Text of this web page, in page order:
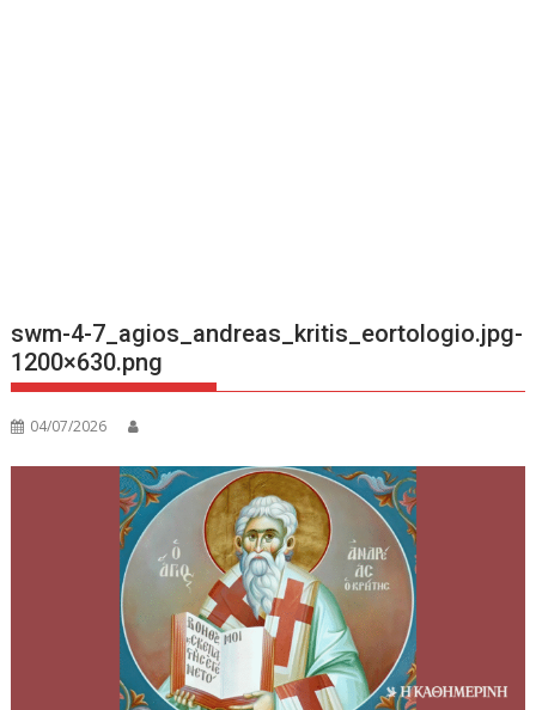
swm-4-7_agios_andreas_kritis_eortologio.jpg-
1200×630.png
04/07/2026